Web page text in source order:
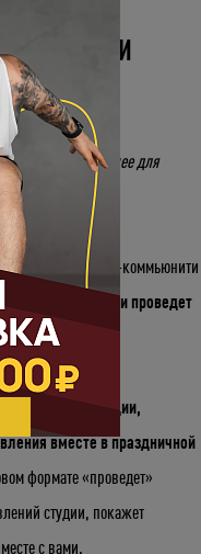
СТУДИИ
и значительнее для
собирает MMA-коммьюнити
команда студии проведет
команду студии,
вместе в праздничной
формате «проведет»
студии, покажет
с вами.